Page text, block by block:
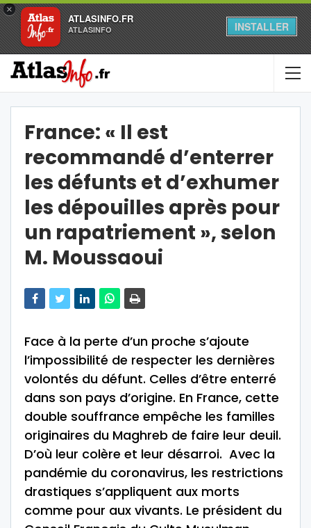
×
ATLASINFO.FR
ATLASINFO INSTALLER
France: « Il est
recommandé d’enterrer
les défunts et d’exhumer
les dépouilles après pour
un rapatriement », selon
M. Moussaoui
Face à la perte d’un proche s’ajoute
l’impossibilité de respecter les dernières
volontés du défunt. Celles d’être enterré
dans son pays d’origine. En France, cette
double souffrance empêche les familles
originaires du Maghreb de faire leur deuil.
D’où leur colère et leur désarroi. Avec la
pandémie du coronavirus, les restrictions
drastiques s’appliquent aux morts
comme pour aux vivants. Le président du